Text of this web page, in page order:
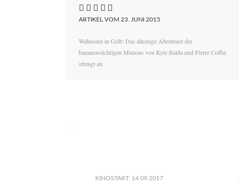
    
ARTIKEL VOM 23. JUNI 2015
Wahnsinn in Gelb: Das alleinige Abenteuer der
bananensüchtigen Minions von Kyle Balda und Pierre Coffin
strengt an.
KINOSTART: 14.09.2017